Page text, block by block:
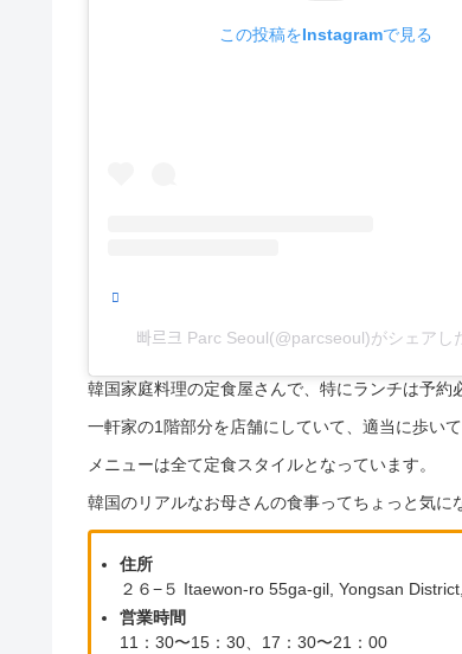
この投稿をInstagramで見る
빠르크 Parc Seoul(@parcseoul)がシェアし
韓国家庭料理の定食屋さんで、特にランチは予約
一軒家の1階部分を店舗にしていて、適当に歩い
メニューは全て定食スタイルとなっています。
韓国のリアルなお母さんの食事ってちょっと気に
住所
２６−５ Itaewon-ro 55ga-gil, Yongsan
営業時間
11：30〜15：30、17：30〜21：00